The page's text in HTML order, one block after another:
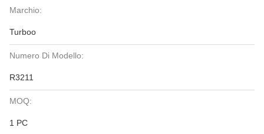
Marchio:
Turboo
Numero Di Modello:
R3211
MOQ:
1 PC